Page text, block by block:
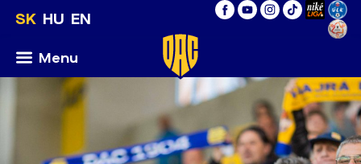
SK HU EN
Menu